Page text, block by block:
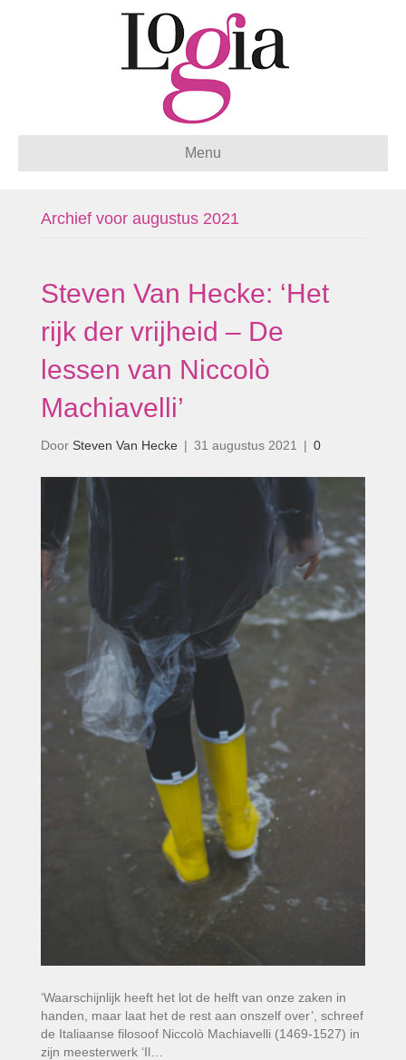
Menu
Archief voor augustus 2021
Steven Van Hecke: ‘Het
rijk der vrijheid – De
lessen van Niccolò
Machiavelli’
Door Steven Van Hecke | 31 augustus 2021 | 0
‘Waarschijnlijk heeft het lot de helft van onze zaken in
handen, maar laat het de rest aan onszelf over’, schreef
de Italiaanse filosoof Niccolò Machiavelli (1469-1527) in
zijn meesterwerk ‘Il…